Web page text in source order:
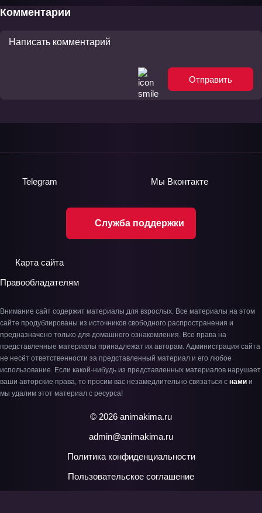
Комментарии
Отправить
Служба поддержки
Telegram Мы Вконтакте
Карта сайта
Правообладателям
Внимание сайт содержит материалы для взрослых. Все материалы на этом
сайте продублированы из источников свободного распространения и
предназначено только для домашнего ознакомления. Все права на
представленные материалы принадлежат их авторам. Администрация сайта
не несёт ответственности за представленный материал и его любое
использование. Если какой-нибудь из представленных материалов нарушает
ваши авторские права, то просим вас незамедлительно связаться с нами и
мы удалим этот материал с ресурса!
© 2026 animakima.ru
admin@animakima.ru
Политика конфиденциальности
Пользовательское соглашение